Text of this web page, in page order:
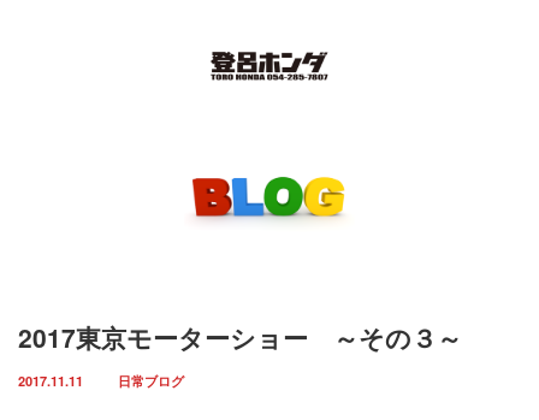
2017東京モーターショー ～その３～
2017.11.11 日常ブログ
お知らせ
スタッフ紹介